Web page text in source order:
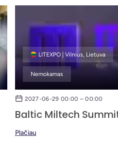
LITEXPO | Vilnius, Lietuva
Nemokamas
2027-06-29 00:00 – 00:00
Baltic Miltech
Plačiau